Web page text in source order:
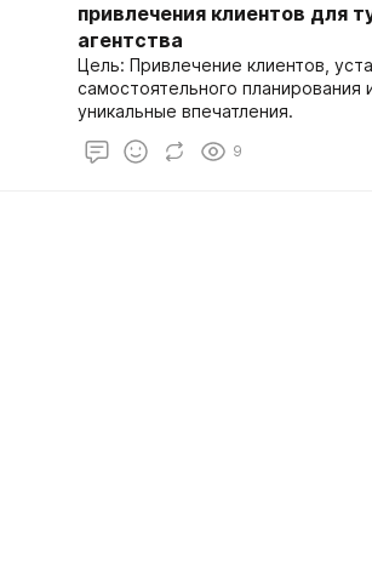
привлечения клиентов для
агентства
Цель: Привлечение клиентов,
самостоятельного планирования
уникальные впечатления.
9